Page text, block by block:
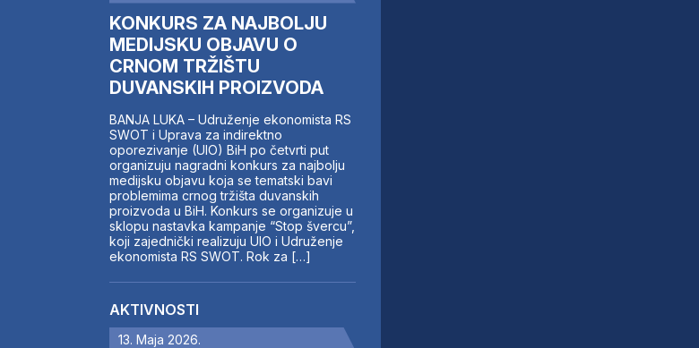
KONKURS ZA NAJBOLJU
MEDIJSKU OBJAVU O
CRNOM TRŽIŠTU
DUVANSKIH PROIZVODA
BANJA LUKA – Udruženje ekonomista RS
SWOT i Uprava za indirektno
oporezivanje (UIO) BiH po četvrti put
organizuju nagradni konkurs za najbolju
medijsku objavu koja se tematski bavi
problemima crnog tržišta duvanskih
proizvoda u BiH. Konkurs se organizuje u
sklopu nastavka kampanje “Stop švercu”,
koji zajednički realizuju UIO i Udruženje
ekonomista RS SWOT. Rok za […]
AKTIVNOSTI
13. Maja 2026.